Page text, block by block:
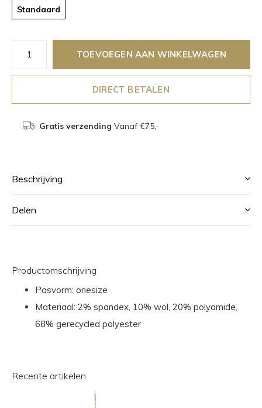
Standaard
TOEVOEGEN AAN WINKELWAGEN
DIRECT BETALEN
Gratis verzending Vanaf €75,-
Beschrijving
Delen
Productomschrijving
Pasvorm: onesize
Materiaal: 2% spandex, 10% wol, 20% polyamide,
68% gerecycled polyester
Recente artikelen